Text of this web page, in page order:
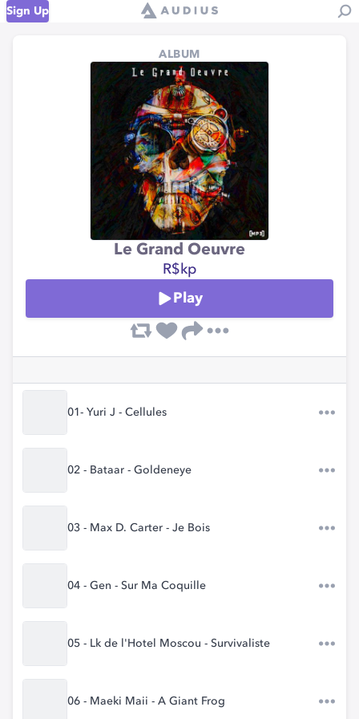
Sign Up
ALBUM
Le Grand Oeuvre
R$kp
Play
01- Yuri J - Cellules
02 - Bataar - Goldeneye
03 - Max D. Carter - Je Bois
04 - Gen - Sur Ma Coquille
05 - Lk de l'Hotel Moscou - Survivaliste
06 - Maeki Maii - A Giant Frog